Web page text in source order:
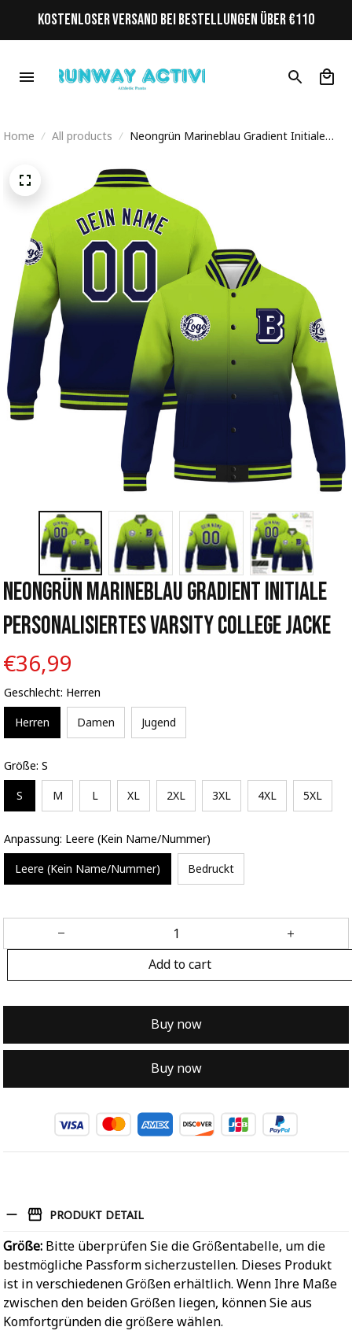
KOSTENLOSER VERSAND BEI BESTELLUNGEN ÜBER €110
Home All products
Neongrün Marineblau Gradient Initiale
Neongrün Marineblau Gradient Initiale
Personalisiertes Varsity College Jacke
€36,99
Geschlecht: Herren
Herren Damen Jugend
Größe: S
S M L XL 2XL 3XL 4XL 5XL
Anpassung: Leere (Kein Name/Nummer)
Leere (Kein Name/Nummer) Bedruckt
Add to cart
Buy now
Buy now
PRODUKT DETAIL
Größe: Bitte überprüfen Sie die Größentabelle, um die
bestmögliche Passform sicherzustellen. Dieses Produkt
ist in verschiedenen Größen erhältlich. Wenn Ihre Maße
zwischen den beiden Größen liegen, können Sie aus
Komfortgründen die größere wählen.